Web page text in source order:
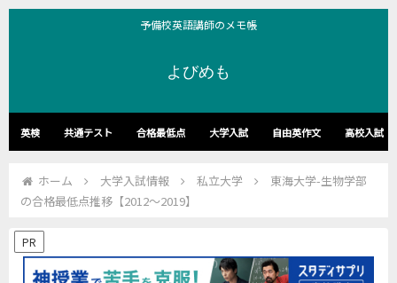
予備校英語講師のメモ帳
よびめも
英検 共通テスト 合格最低点 大学入試 自由英作文 高校入試
ホーム 大学入試情報 私立大学
東海大学-生物学部
の合格最低点推移【2012～2019】
PR